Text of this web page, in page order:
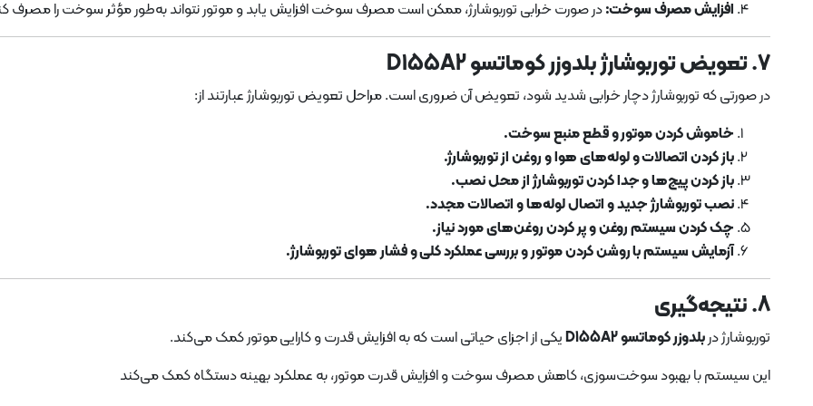
افزایش مصرف سوخت:در صورت خرابی توربوشارژ، ممکن است مصرف سوخت افزایش یابد و موتور نتواند به‌طور مؤثر سوخت را مصرف
7. تعویض توربوشارژ بلدوزر کوماتسو D155A2
در صورتی که توربوشارژ دچار خرابی شدید شود، تعویض آن ضروری است. مراحل تعویض توربوشارژ عبارتند از:
خاموش کردن موتور و قطع منبع سوخت.
باز کردن اتصالات و لوله‌های هوا و روغن از توربوشارژ.
باز کردن پیچ‌ها و جدا کردن توربوشارژ از محل نصب.
نصب توربوشارژ جدید و اتصال لوله‌ها و اتصالات مجدد.
چک کردن سیستم روغن و پر کردن روغن‌های مورد نیاز.
آزمایش سیستم با روشن کردن موتور و بررسی عملکرد کلی و فشار هوای توربوشارژ.
8. نتیجه‌گیری
توربوشارژ دربلدوزر کوماتسو D155A2
یکی از اجزای حیاتی است که به افزایش قدرت و کارایی موتور کمک می‌کند.
این سیستم با بهبود سوخت‌سوزی، کاهش مصرف سوخت و افزایش قدرت موتور، به عملکرد بهینه دستگاه کمک می‌کند